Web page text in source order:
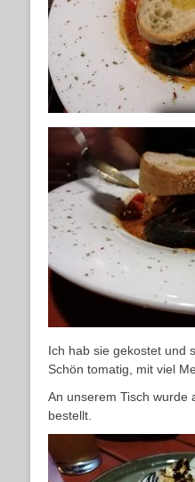
Ich hab sie gekostet und
Schön tomatig, mit viel
An unserem Tisch wurde
bestellt.